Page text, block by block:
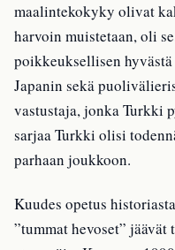
maalintekokyky olivat
harvoin muistetaan, oli
poikkeuksellisen
Japanin sekä
vastustaja, jonka Turkki
sarjaa Turkki olisi
parhaan joukkoon.
Kuudes opetus
”tummat hevoset”